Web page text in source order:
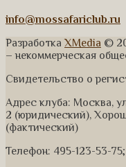
info@mossafariclub.ru
Разработка XMedia ©
– некоммерческая
Свидетельство о
Адрес клуба: Москва,
2 (юридический),
(фактический)
Телефон: 495-123-53-